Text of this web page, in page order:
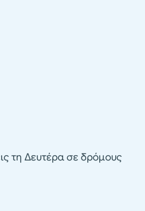
τη Δευτέρα σε δρόμους